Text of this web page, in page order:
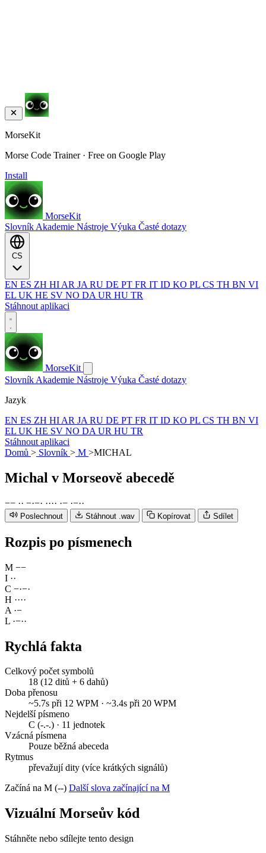
MorseKit
Morse Code Trainer · Free on Google Play
Install
MorseKit
Slovník Akademie Nástroje Výuka Časté dotazy
EN ES ZH HI AR JA RU DE PT FR IT ID KO PL CS TH BN VI
EL UK HE SV NO DA UR HU TR
Stáhnout aplikaci
MorseKit
Slovník Akademie Nástroje Výuka Časté dotazy
Jazyk
EN ES ZH HI AR JA RU DE PT FR IT ID KO PL CS TH BN VI
EL UK HE SV NO DA UR HU TR
Stáhnout aplikaci
Domů > Slovník > M >MICHAL
Michal v Morseově abecedě
−− ·· −·−· ···· ·− ·−··
Poslechnout Stáhnout .wav Kopírovat Sdílet
Rozpis po písmenech
M −−
I ··
C −·−·
H ····
A ·−
L ·−··
Rychlá fakta
Celkový počet symbolů
18 (12 ditů + 6 dahů)
Doba přenosu
~5.7s při 12 WPM · ~3.4s při 20 WPM
Nejdelší písmeno
C (-.-.) · 11 jednotek
Vzácná písmena
Pouze běžná abeceda
Rytmus
převažují dity (více krátkých signálů)
Začíná na M (--) Další slova začínající na M
Vizuální Morseův kód
Stáhněte nebo sdílejte tento design